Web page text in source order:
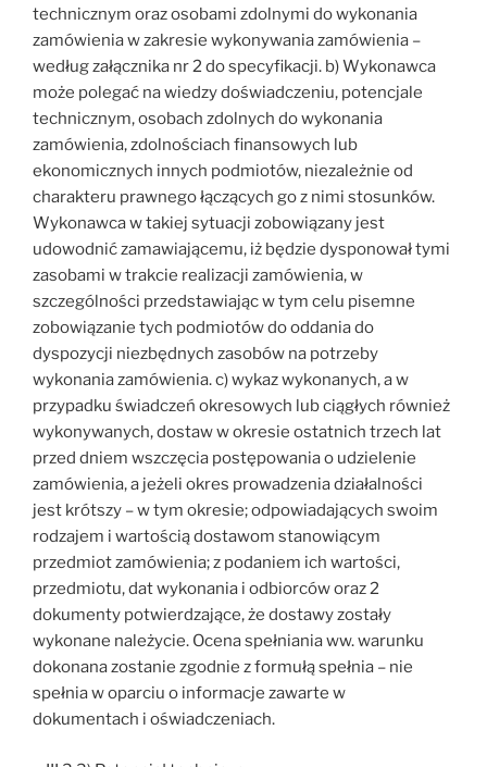
technicznym oraz osobami zdolnymi do wykonania
zamówienia w zakresie wykonywania zamówienia –
według załącznika nr 2 do specyfikacji. b) Wykonawca
może polegać na wiedzy doświadczeniu, potencjale
technicznym, osobach zdolnych do wykonania
zamówienia, zdolnościach finansowych lub
ekonomicznych innych podmiotów, niezależnie od
charakteru prawnego łączących go z nimi stosunków.
Wykonawca w takiej sytuacji zobowiązany jest
udowodnić zamawiającemu, iż będzie dysponował tymi
zasobami w trakcie realizacji zamówienia, w
szczególności przedstawiając w tym celu pisemne
zobowiązanie tych podmiotów do oddania do
dyspozycji niezbędnych zasobów na potrzeby
wykonania zamówienia. c) wykaz wykonanych, a w
przypadku świadczeń okresowych lub ciągłych również
wykonywanych, dostaw w okresie ostatnich trzech lat
przed dniem wszczęcia postępowania o udzielenie
zamówienia, a jeżeli okres prowadzenia działalności
jest krótszy – w tym okresie; odpowiadających swoim
rodzajem i wartością dostawom stanowiącym
przedmiot zamówienia; z podaniem ich wartości,
przedmiotu, dat wykonania i odbiorców oraz 2
dokumenty potwierdzające, że dostawy zostały
wykonane należycie. Ocena spełniania ww. warunku
dokonana zostanie zgodnie z formułą spełnia – nie
spełnia w oparciu o informacje zawarte w
dokumentach i oświadczeniach.